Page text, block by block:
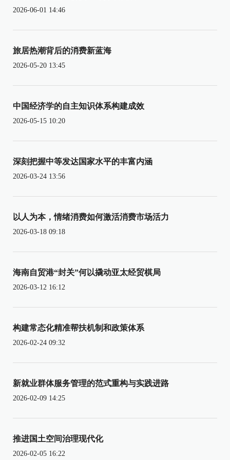
2026-06-01 14:46
旅居热潮背后的消费新蓝海
2026-05-20 13:45
中国经济学的自主知识体系构建成效
2026-05-15 10:20
深刻把握中等发达国家水平的丰富内涵
2026-03-24 13:56
以人为本，情绪消费如何激活消费市场活力
2026-03-18 09:18
海南自贸港“封关”何以撬动亚太经贸棋局
2026-03-12 16:12
构建常态化精准帮扶机制和政策体系
2026-02-24 09:32
新就业群体服务管理的范式重构与实践进路
2026-02-09 14:25
推进国土空间治理现代化
2026-02-05 16:22